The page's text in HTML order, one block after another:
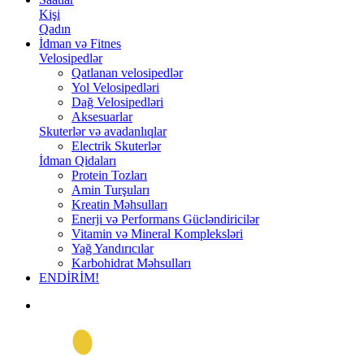
Kişi
Qadın
İdman və Fitnes
Velosipedlər
Qatlanan velosipedlər
Yol Velosipedləri
Dağ Velosipedləri
Aksesuarlar
Skuterlər və avadanlıqlar
Electrik Skuterlər
İdman Qidaları
Protein Tozları
Amin Turşuları
Kreatin Məhsulları
Enerji və Performans Gücləndiricilər
Vitamin və Mineral Kompleksləri
Yağ Yandırıcılar
Karbohidrat Məhsulları
ENDİRİM!